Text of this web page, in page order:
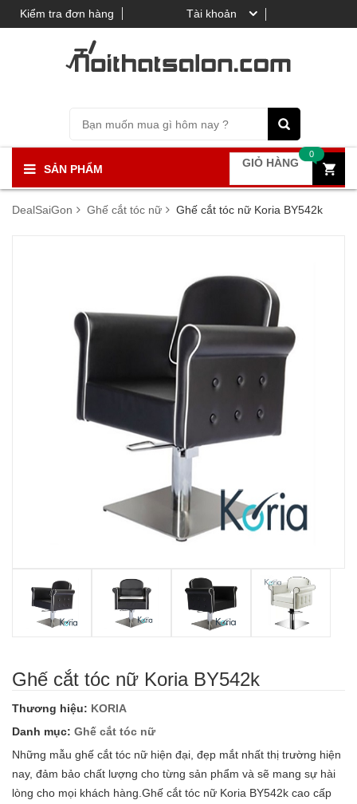
Tài khoản
Kiểm tra đơn hàng
SẢN PHẨM GIỎ HÀNG
0
DealSaiGon Ghế cắt tóc nữ Ghế cắt tóc nữ Koria BY542k
Ghế cắt tóc nữ Koria BY542k
Thương hiệu: KORIA
Danh mục: Ghế cắt tóc nữ
Những mẫu ghế cắt tóc nữ hiện đại, đẹp mắt nhất thị trường hiện
nay, đảm bảo chất lượng cho từng sản phẩm và sẽ mang sự hài
lòng cho mọi khách hàng.Ghế cắt tóc nữ Koria BY542k cao cấp